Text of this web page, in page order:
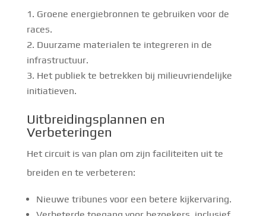
Groene energiebronnen te gebruiken voor de
races.
Duurzame materialen te integreren in de
infrastructuur.
Het publiek te betrekken bij milieuvriendelijke
initiatieven.
Uitbreidingsplannen en
Verbeteringen
Het circuit is van plan om zijn faciliteiten uit te
breiden en te verbeteren:
Nieuwe tribunes voor een betere kijkervaring.